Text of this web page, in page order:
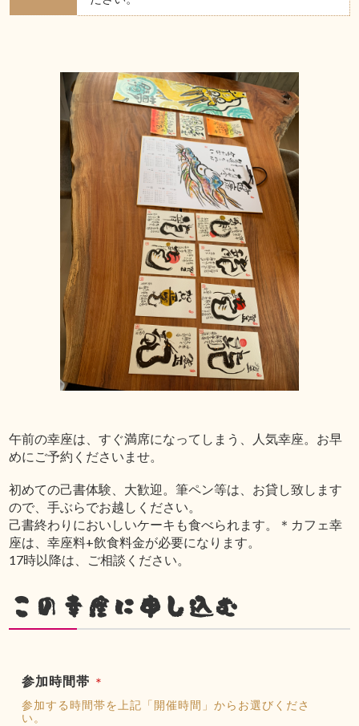
午前の幸座は、すぐ満席になってしまう、人気幸座。お早
めにご予約くださいませ。
初めての己書体験、大歓迎。筆ペン等は、お貸し致します
ので、手ぶらでお越しください。
己書終わりにおいしいケーキも食べられます。＊カフェ幸
座は、幸座料+飲食料金が必要になります。
17時以降は、ご相談ください。
この幸座に申し込む
参加時間帯 ＊
参加する時間帯を上記「開催時間」からお選びくださ
い。